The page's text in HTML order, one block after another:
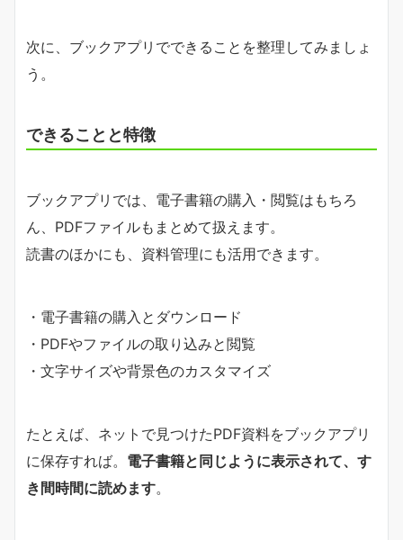
次に、ブックアプリでできることを整理してみましょ
う。
できることと特徴
ブックアプリでは、電子書籍の購入・閲覧はもちろ
ん、PDFファイルもまとめて扱えます。
読書のほかにも、資料管理にも活用できます。
・電子書籍の購入とダウンロード
・PDFやファイルの取り込みと閲覧
・文字サイズや背景色のカスタマイズ
たとえば、ネットで見つけたPDF資料をブックアプリ
に保存すれば。 電子書籍と同じように表示されて、す
き間時間に読めます。